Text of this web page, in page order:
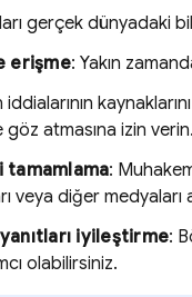
gerçek dünyadaki
erişme: Yakın
göz atmasına izin verin.
tamamlama:
veya diğer medyaları
iyileştirme:
olabilirsiniz.